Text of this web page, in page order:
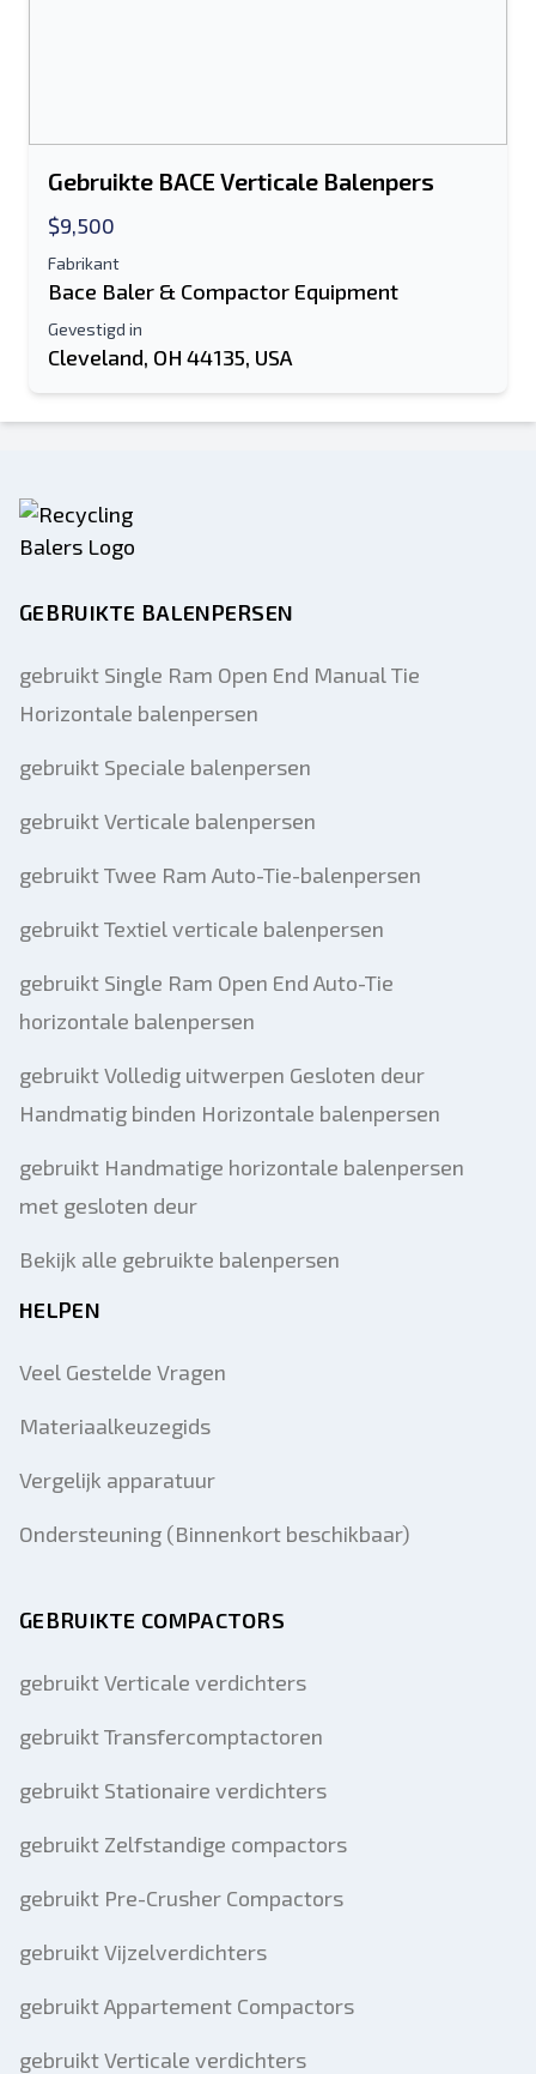
Gebruikte BACE Verticale Balenpers
$9,500
Fabrikant
Bace Baler & Compactor Equipment
Gevestigd in
Cleveland, OH 44135, USA
GEBRUIKTE BALENPERSEN
gebruikt Single Ram Open End Manual Tie
Horizontale balenpersen
gebruikt Speciale balenpersen
gebruikt Verticale balenpersen
gebruikt Twee Ram Auto-Tie-balenpersen
gebruikt Textiel verticale balenpersen
gebruikt Single Ram Open End Auto-Tie
horizontale balenpersen
gebruikt Volledig uitwerpen Gesloten deur
Handmatig binden Horizontale balenpersen
gebruikt Handmatige horizontale balenpersen
met gesloten deur
Bekijk alle gebruikte balenpersen
HELPEN
Veel Gestelde Vragen
Materiaalkeuzegids
Vergelijk apparatuur
Ondersteuning (Binnenkort beschikbaar)
GEBRUIKTE COMPACTORS
gebruikt Verticale verdichters
gebruikt Transfercomptactoren
gebruikt Stationaire verdichters
gebruikt Zelfstandige compactors
gebruikt Pre-Crusher Compactors
gebruikt Vijzelverdichters
gebruikt Appartement Compactors
gebruikt Verticale verdichters